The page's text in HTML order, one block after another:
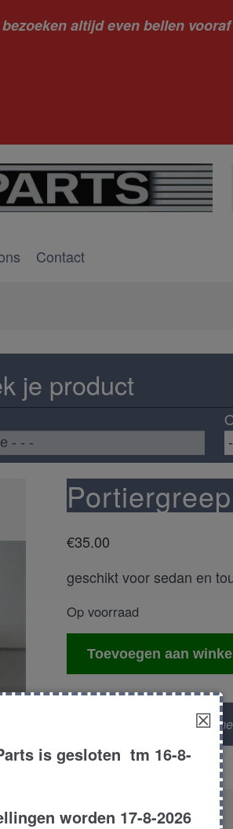
altijd even bellen vooraf
Contact
je product
€35.00
geschikt voor sedan en
Op voorraad
Portiergreep
voor
Toevoegen aan
(graag
Kleur :
☒
is gesloten tm 16-8-
worden 17-8-2026